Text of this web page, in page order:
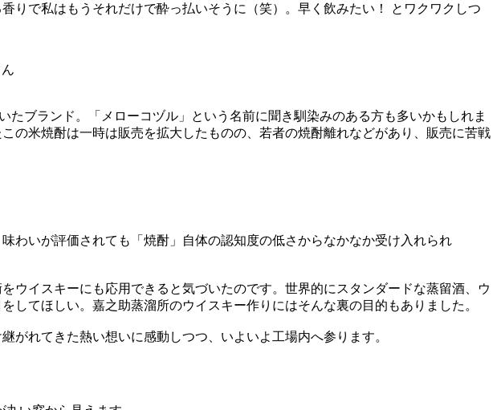
りで私はもうそれだけで酔っ払いそうに（笑）。早く飲みたい！ とワクワクしつ
ブランド。「メローコヅル」という名前に聞き馴染みのある方も多いかもしれま
の米焼酎は一時は販売を拡大したものの、若者の焼酎離れなどがあり、販売に苦戦
わいが評価されても「焼酎」自体の認知度の低さからなかなか受け入れられ
ウイスキーにも応用できると気づいたのです。世界的にスタンダードな蒸留酒、ウ
てほしい。嘉之助蒸溜所のウイスキー作りにはそんな裏の目的もありました。
がれてきた熱い想いに感動しつつ、いよいよ工場内へ参ります。